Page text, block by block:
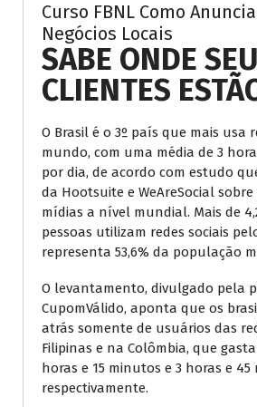
Curso FBNL Como
Negócios Locais
SABE ONDE
CLIENTES
O Brasil é o 3º país que mais usa
mundo, com uma média de 3
por dia, de acordo com estudo
da Hootsuite e WeAreSocial sobre
mídias a nível mundial. Mais de
pessoas utilizam redes sociais
representa 53,6% da população
O levantamento, divulgado pela
CupomVálido, aponta que os
atrás somente de usuários das
Filipinas e na Colômbia, que
horas e 15 minutos e 3 horas e 45
respectivamente.